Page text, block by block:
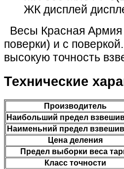
ЖК дисплей
Весы Красная Армия
поверки) и с
высокую точность
Технические
Производитель
Наибольший предел
Наименьний предел
Цена деления
Предел выборки веса
Класс точности